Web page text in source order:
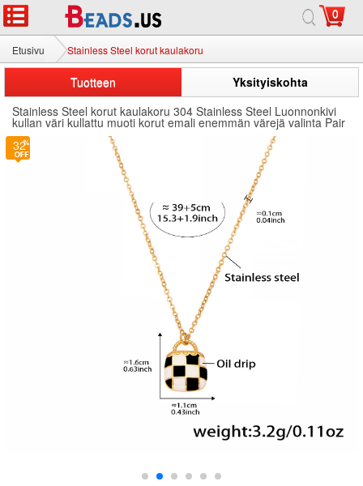
0
Etusivu Stainless Steel korut kaulakoru
Tuotteen
Yksityiskohta
Stainless Steel korut kaulakoru 304 Stainless Steel Luonnonkivi
kullan väri kullattu muoti korut emali enemmän värejä valinta Pair